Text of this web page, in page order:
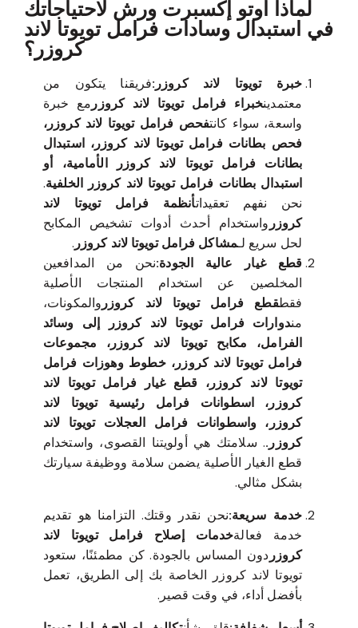
لماذا أوتو إكسبرت ورش لاحتياجاتك
في استبدال وسادات فرامل تويوتا لاند
كروزر؟
خبرة تويوتا لاند كروزر:فريقنا يتكون من
معتمدينخبراء فرامل تويوتا لاند كروزر مع خبرة
واسعة، سواء كانتفحص فرامل تويوتا لاند كروزر،
فحص بطانات فرامل تويوتا لاند كروزر، استبدال
بطانات فرامل تويوتا لاند كروزر الأمامية، أو
استبدال بطانات فرامل تويوتا لاند كروزر الخلفية.
نحن نفهم تعقيداتأنظمة فرامل تويوتا لاند
كروزر واستخدام أحدث أدوات تشخيص المكابح
لحل سريع لـمشاكل فرامل تويوتا لاند كروزر .
قطع غيار عالية الجودة:نحن من المدافعين
المخلصين عن استخدام المنتجات الأصلية
فقطقطع فرامل تويوتا لاند كروزر والمكونات،
مندوارات فرامل تويوتا لاند كروزر إلى وسائد
الفرامل، مكابح تويوتا لاند كروزر، مجموعات
فرامل تويوتا لاند كروزر، خطوط وهوزات فرامل
تويوتا لاند كروزر، قطع غيار فرامل تويوتا لاند
كروزر، اسطوانات فرامل رئيسية تويوتا لاند
كروزر، واسطوانات فرامل العجلات تويوتا لاند
كروزر.. سلامتك هي أولويتنا القصوى، واستخدام
قطع الغيار الأصلية يضمن سلامة ووظيفة سيارتك
بشكل مثالي.
خدمة سريعة:نحن نقدر وقتك. التزامنا هو تقديم
خدمة فعالةخدمات إصلاح فرامل تويوتا لاند
كروزر دون المساس بالجودة. كن مطمئنًا، ستعود
تويوتا لاند كروزر الخاصة بك إلى الطريق، تعمل
بأفضل أداء، في وقت قصير.